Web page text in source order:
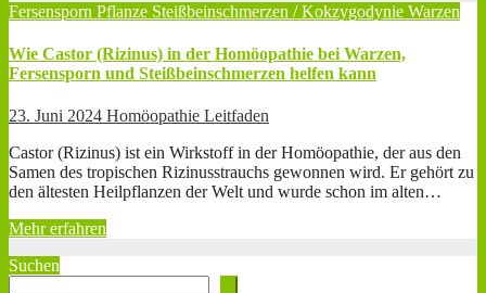
Fersensporn Pflanze Steißbeinschmerzen / Kokzygodynie Warzen
Wie Castor (Rizinus) in der Homöopathie bei Warzen,
Fersensporn und Steißbeinschmerzen helfen kann
23. Juni 2024 Homöopathie Leitfaden
Castor (Rizinus) ist ein Wirkstoff in der Homöopathie, der aus den
Samen des tropischen Rizinusstrauchs gewonnen wird. Er gehört zu
den ältesten Heilpflanzen der Welt und wurde schon im alten…
Mehr erfahren
Suchen